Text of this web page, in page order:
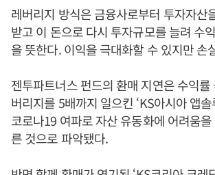
레버리지 방식은 금융사로부터 투자자산
받고 이 돈으로 다시 투자규모를 늘려 수
을 뜻한다. 이익을 극대화할 수 있지만 손
젠투파트너스 펀드의 환매 지연은 수익률
버리지를 5배까지 일으킨 ‘KS아시아 앱
코로나19 여파로 자산 유동화에 어려움
른 것으로 파악됐다.